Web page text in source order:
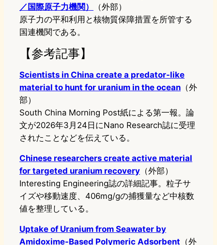
／国際原子力機関）
（外部）
原子力の平和利用と核物質保障措置を所管する
国連機関である。
【参考記事】
Scientists in China create a predator-like
material to hunt for uranium in the ocean （外
部）
South China Morning Post紙による第一報。論
文が2026年3月24日にNano Research誌に受理
されたことなどを伝えている。
Chinese researchers create active material
for targeted uranium recovery （外部）
Interesting Engineering誌の詳細記事。粒子サ
イズや移動速度、406mg/gの捕獲量など中核数
値を整理している。
Uptake of Uranium from Seawater by
Amidoxime-Based Polymeric Adsorbent （外